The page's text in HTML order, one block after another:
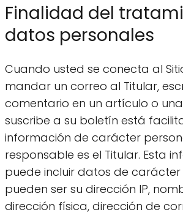
Finalidad del
datos personales
Cuando usted se conecta al
mandar un correo al Titular,
comentario en un artículo o
suscribe a su boletín está
información de carácter
responsable es el Titular. Esta
puede incluir datos de
pueden ser su dirección IP,
dirección física, dirección de